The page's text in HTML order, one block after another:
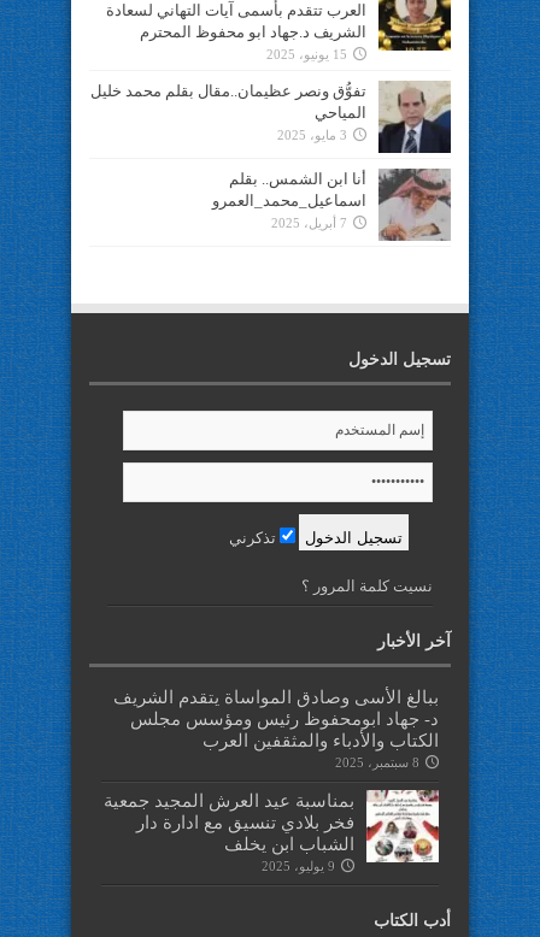
العرب تتقدم بأسمى آيات التهاني لسعادة
الشريف د.جهاد ابو محفوظ المحترم
15 يونيو، 2025
تفوُّق ونصر عظيمان..مقال بقلم محمد خليل
المياحي
3 مايو، 2025
أنا ابن الشمس.. بقلم
اسماعيل_محمد_العمرو
7 أبريل، 2025
تسجيل الدخول
تذكرني
نسيت كلمة المرور ؟
آخر الأخبار
ببالغ الأسى وصادق المواساة يتقدم الشريف
د- جهاد ابومحفوظ رئيس ومؤسس مجلس
الكتاب والأدباء والمثقفين العرب
8 سبتمبر، 2025
بمناسبة عيد العرش المجيد جمعية
فخر بلادي تنسيق مع ادارة دار
الشباب ابن يخلف
9 يوليو، 2025
أدب الكتاب